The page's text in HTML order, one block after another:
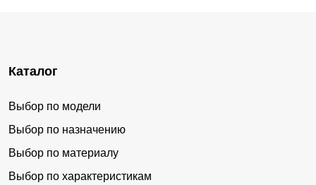
Каталог
Выбор по модели
Выбор по назначению
Выбор по материалу
Выбор по характеристикам